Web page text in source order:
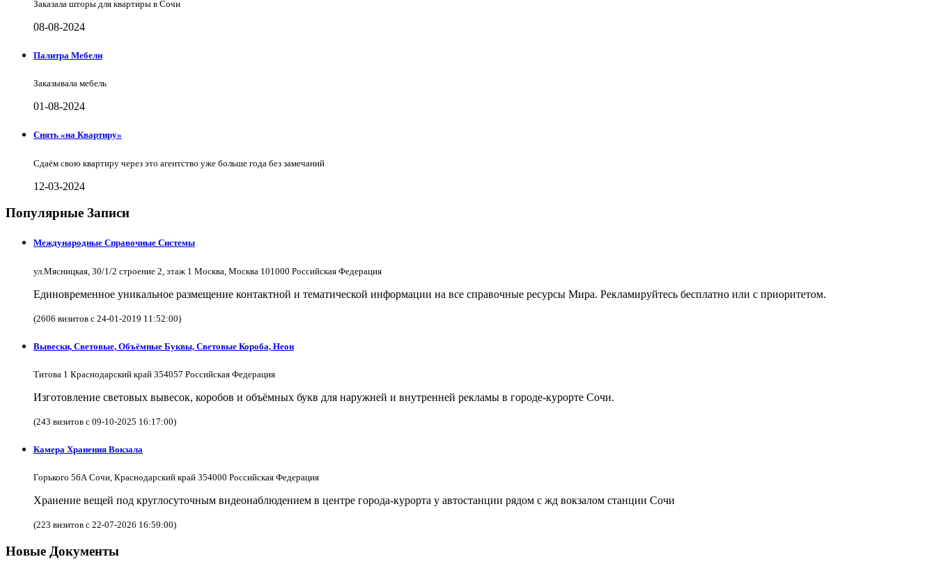
Заказала шторы для квартиры в Сочи
08-08-2024
Палитра Мебели
Заказывала мебель
01-08-2024
Снять «на Квартиру»
Сдаём свою квартиру через это агентство уже больше года без замечаний
12-03-2024
Популярные Записи
Международные Справочные Системы
ул.Мясницкая, 30/1/2 строение 2, этаж 1 Москва, Москва 101000 Российская Федерация
Единовременное уникальное размещение контактной и тематической информации на все справочные ресурсы Мира. Рекламируйтесь бесплатно или с приоритетом.
(2606 визитов с 24-01-2019 11:52:00)
Вывески, Световые, Объёмные Буквы, Световые Короба, Неон
Титова 1 Краснодарский край 354057 Российская Федерация
Изготовление световых вывесок, коробов и объёмных букв для наружней и внутренней рекламы в городе-курорте Сочи.
(243 визитов с 09-10-2025 16:17:00)
Камера Хранения Вокзала
Горького 56А Сочи, Краснодарский край 354000 Российская Федерация
Хранение вещей под круглосуточным видеонаблюдением в центре города-курорта у автостанции рядом с жд вокзалом станции Сочи
(223 визитов с 22-07-2026 16:59:00)
Новые Документы